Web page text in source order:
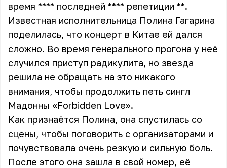
время **** последней **** репетиции **.
Известная исполнительница Полина Гагарина
поделилась, что концерт в Китае ей дался
сложно. Во время генерального прогона у неё
случился приступ радикулита, но звезда
решила не обращать на это никакого
внимания, чтобы продолжить петь сингл
Мадонны «Forbidden Love».
Как признаётся Полина, она спустилась со
сцены, чтобы поговорить с организаторами и
почувствовала очень резкую и сильную боль.
После этого она зашла в свой номер, её